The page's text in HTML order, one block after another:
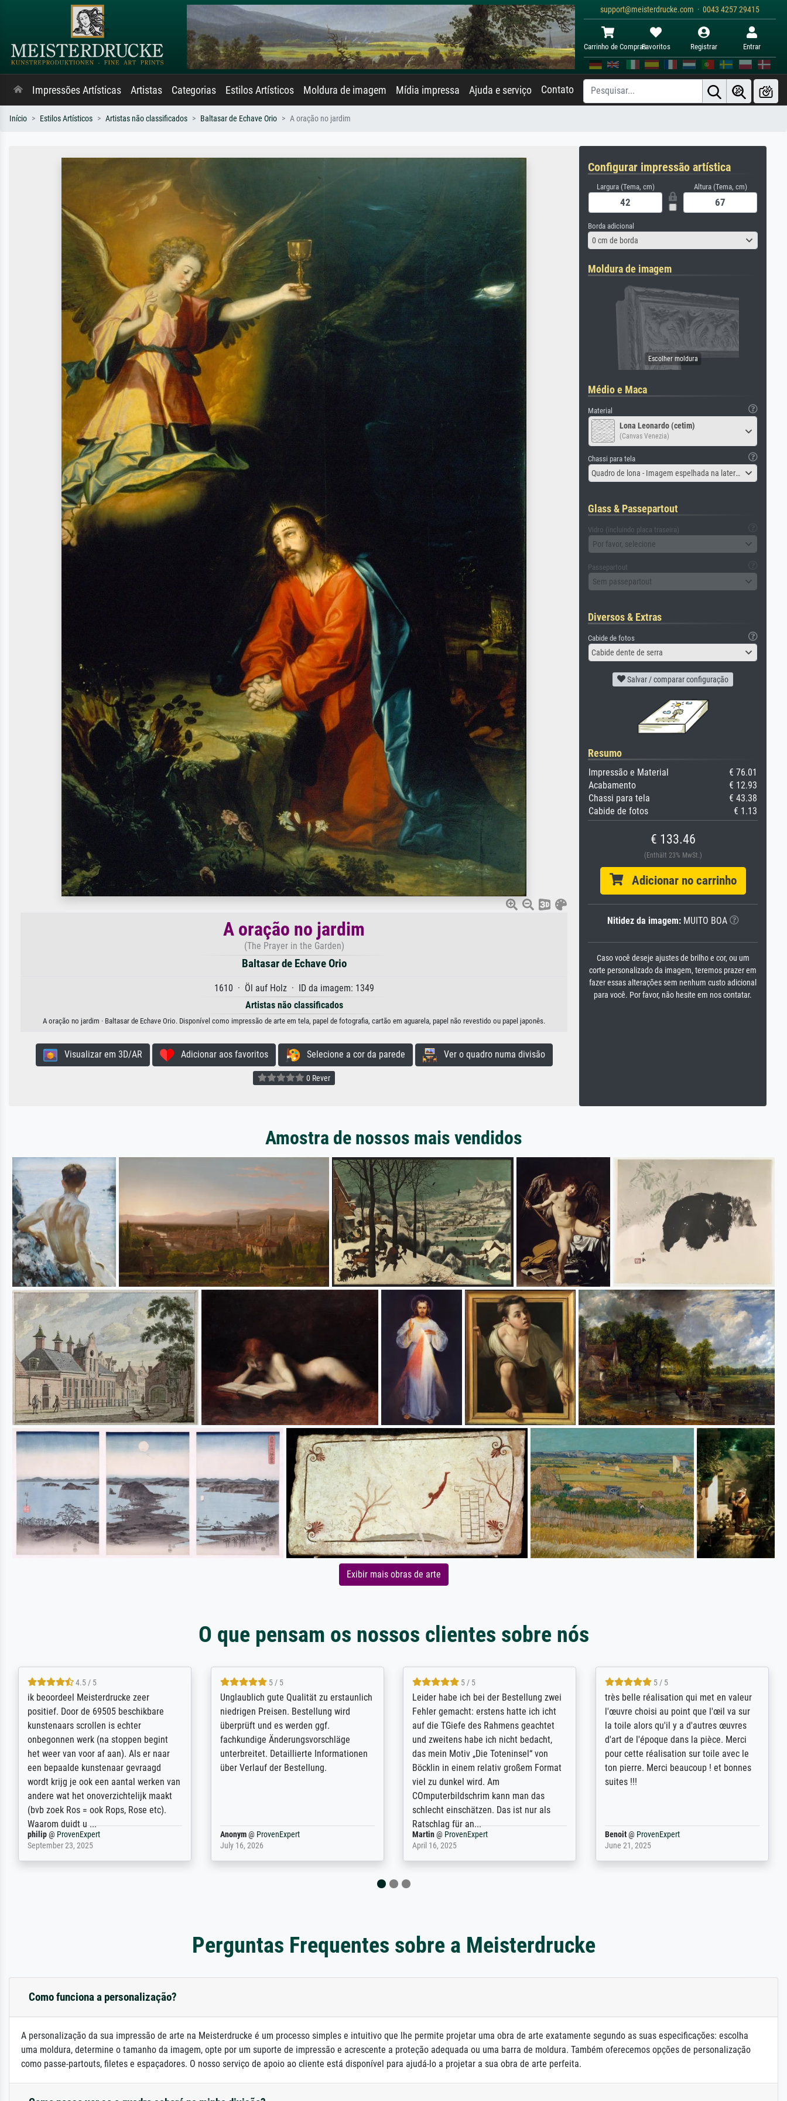
support@meisterdrucke.com · 0043 4257 29415
Carrinho de ComprasFavoritos Registrar Entrar
Impressões Artísticas Artistas Categorias Estilos Artísticos Moldura de imagem Mídia impressa Ajuda e serviço Contato
Início Estilos Artísticos Artistas não classificados Baltasar de Echave Orio A oração no jardim
A oração no jardim
(The Prayer in the Garden)
Baltasar de Echave Orio
1610 · Öl auf Holz · ID da imagem: 1349
Artistas não classificados
A oração no jardim · Baltasar de Echave Orio. Disponível como impressão de arte em tela, papel de fotografia, cartão em aguarela, papel não revestido ou papel japonês.
Visualizar em 3D/AR Adicionar aos favoritos Selecione a cor da parede Ver o quadro numa divisão
0 Rever
Configurar impressão artística
Largura (Tema, cm) Altura (Tema, cm)
Borda adicional
0 cm de borda
Moldura de imagem
Médio e Maca
Material
Lona Leonardo (cetim)
(Canvas Venezia)
Chassi para tela
Quadro de lona - Imagem espelhada na lateral
Glass & Passepartout
Vidro (incluindo placa traseira)
Por favor, selecione
Passepartout
Sem passepartout
Diversos & Extras
Cabide de fotos
Cabide dente de serra
Salvar / comparar configuração
Resumo
Impressão e Material
€ 76.01
Acabamento
€ 12.93
Chassi para tela
€ 43.38
Cabide de fotos
€ 1.13
€ 133.46
(Enthält 23% MwSt.)
Adicionar no carrinho
Nitidez da imagem:MUITO BOA
Caso você deseje ajustes de brilho e cor, ou um
corte personalizado da imagem, teremos prazer em
fazer essas alterações sem nenhum custo adicional
para você. Por favor, não hesite em nos contatar.
Amostra de nossos mais vendidos
Exibir mais obras de arte
O que pensam os nossos clientes sobre nós
5 / 5
Die Zufriedenheit ist auch nicht dadurch
getrübt, dass das Bild entgegen einer
angegebenen Lieferanschrift (sollte
eine Überraschung für die normannische
Ehefrau sein zum Hochzeits- gleichzeitig
auch Geburtstag sein) doch nach zu
Hause zugestellt wurde.
Jürgen@ProvenExpert
April 22, 2026
5 / 5
Excellent / Highly recommended. The
selection, ordering and payment process
were easy, shipping was efficient and
the item itself exceeds expectations. I
am based in the UK and found the site
searching for a specific print - I am very
SJL@ProvenExpert
December 2, 2025
5 / 5
The team at Meisterdrucke strives to
meet its clients demands, and provides
expert advice on how to obtain the best
results for the prints requested by the
client. The company has a vast
repertoire of prints to choose from, and
will provide excellent service also with
regards to prints which are not in that
repertoire. Highly recommended!
Anonym@ProvenExpert
April 22, 2026
5 / 5
eine große Auswahl an Bildern und
deren Reproduktionsmöglichkeiten;
wurde sehr gut durch die einzelnen
Bestellkriterien geführt, verständliche
Erklärungen, z.B. mit Bilddarstellungen,
werde auf jeden Fall meine guten
Erfahrungen weitergeben.
Anonym@ProvenExpert
May 13, 2026
Perguntas Frequentes sobre a Meisterdrucke
Como funciona a personalização?
A personalização da sua impressão de arte na Meisterdrucke é um processo simples e intuitivo que lhe permite projetar uma obra de arte exatamente segundo as suas especificações: escolha
uma moldura, determine o tamanho da imagem, opte por um suporte de impressão e acrescente a proteção adequada ou uma barra de moldura. Também oferecemos opções de personalização
como passe-partouts, filetes e espaçadores. O nosso serviço de apoio ao cliente está disponível para ajudá-lo a projetar a sua obra de arte perfeita.